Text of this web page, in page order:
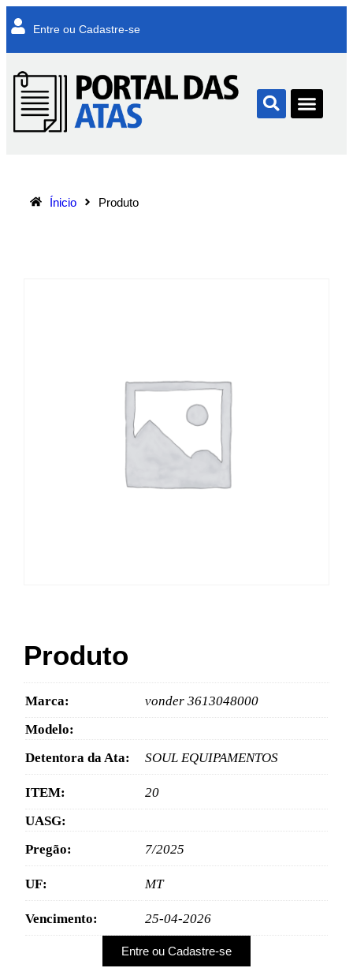
Entre ou Cadastre-se
Ínicio Produto
Produto
Marca:
vonder 3613048000
Modelo:
Detentora da Ata:
SOUL EQUIPAMENTOS
ITEM:
20
UASG:
Pregão:
7/2025
UF: MT
Vencimento: 25-04-2026
Entre ou Cadastre-se